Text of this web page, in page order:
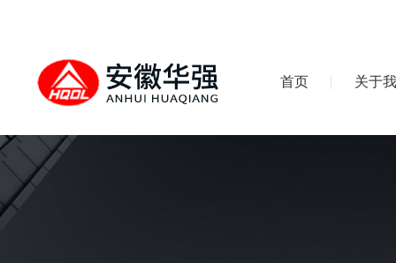
首页 关于